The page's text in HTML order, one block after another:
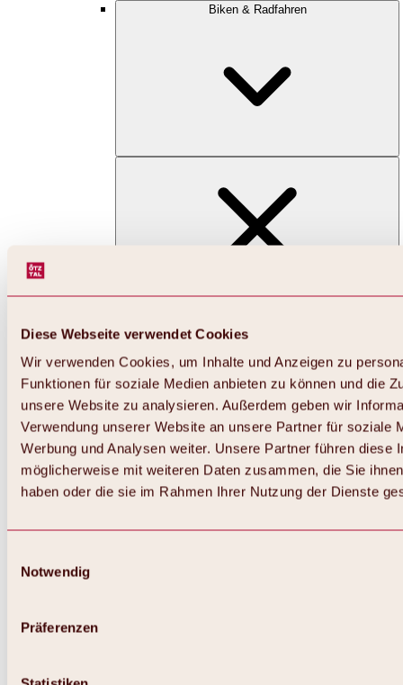
Diese Webseite verwendet Cookies
Wir verwenden Cookies, um Inhalte und Anzeigen zu
Funktionen für soziale Medien anbieten zu können und die
unsere Website zu analysieren. Außerdem geben wir
Verwendung unserer Website an unsere Partner für soziale
Werbung und Analysen weiter. Unsere Partner führen diese
möglicherweise mit weiteren Daten zusammen, die Sie
haben oder die sie im Rahmen Ihrer Nutzung der Dienste
Notwendig
Präferenzen
Biken & Radfahren